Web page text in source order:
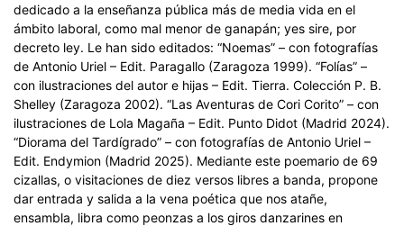
dedicado a la enseñanza pública más de media vida en el
ámbito laboral, como mal menor de ganapán; yes sire, por
decreto ley. Le han sido editados: “Noemas” – con fotografías
de Antonio Uriel – Edit. Paragallo (Zaragoza 1999). “Folías” –
con ilustraciones del autor e hijas – Edit. Tierra. Colección P. B.
Shelley (Zaragoza 2002). “Las Aventuras de Cori Corito” – con
ilustraciones de Lola Magaña – Edit. Punto Didot (Madrid 2024).
“Diorama del Tardígrado” – con fotografías de Antonio Uriel –
Edit. Endymion (Madrid 2025). Mediante este poemario de 69
cizallas, o visitaciones de diez versos libres a banda, propone
dar entrada y salida a la vena poética que nos atañe,
ensambla, libra como peonzas a los giros danzarines en